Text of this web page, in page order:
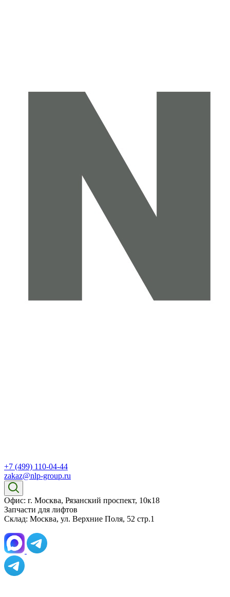
+7 (499) 110-04-44
zakaz@nlp-group.ru
Офис: г. Москва, Рязанский проспект, 10к18
Запчасти для лифтов
Склад: Москва, ул. Верхние Поля, 52 стр.1